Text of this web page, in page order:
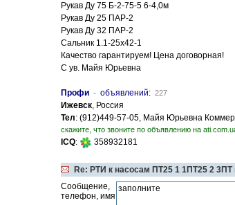
Рукав Ду 75 Б-2-75-5 6-4,0м
Рукав Ду 25 ПАР-2
Рукав Ду 32 ПАР-2
Сальник 1.1-25х42-1
Качество гарантируем! Цена договорная!
С ув. Майя Юрьевна
Профи - объявлений: 227
Ижевск, Россия
Тел: (912)449-57-05, Майя Юрьевна
скажите, что звоните по объявлению на
ICQ: 358932181
Re: РТИ к насосам ПТ25 1 1ПТ25 2
Сообщение,
телефон, имя